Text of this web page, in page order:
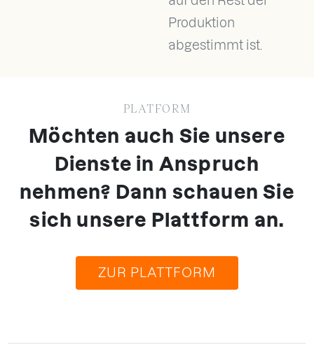
Produktion
abgestimmt ist.
PLATFORM
Möchten auch Sie unsere
Dienste in Anspruch
nehmen? Dann schauen Sie
sich unsere Plattform an.
ZUR PLATTFORM